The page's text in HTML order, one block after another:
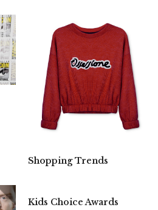
Shopping Trends
Kids Choice Awards